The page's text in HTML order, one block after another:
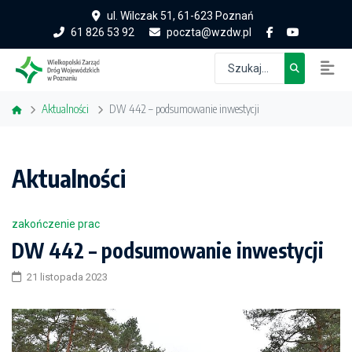
ul. Wilczak 51, 61-623 Poznań
61 826 53 92
poczta@wzdw.pl
Aktualności DW 442 – podsumowanie inwestycji
Aktualności
zakończenie prac
DW 442 – podsumowanie inwestycji
21 listopada 2023